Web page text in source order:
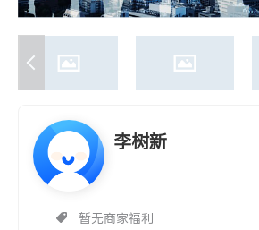
李树新
暂无商家福利